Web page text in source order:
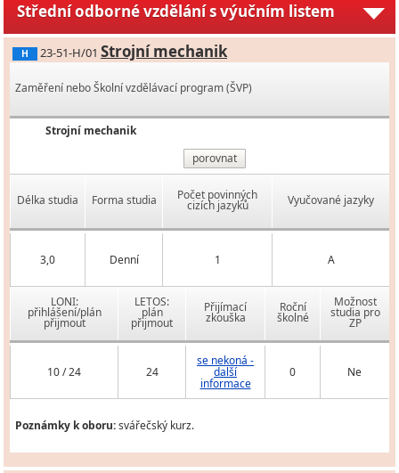
Střední odborné vzdělání s výučním listem
H 23-51-H/01 Strojní mechanik
Zaměření nebo Školní vzdělávací program (ŠVP)
Strojní mechanik
porovnat
Délka studia Forma studia Počet povinných
cizích jazyků Vyučované jazyky
3,0 Denní 1 A
LONI:
přihlášení/plán
přijmout
LETOS:
plán
přijmout
Přijímací
zkouška
Roční
školné
Možnost
studia pro
ZP
10 / 24 24
se nekoná -
další
informace
0 Ne
Poznámky k oboru:svářečský kurz.